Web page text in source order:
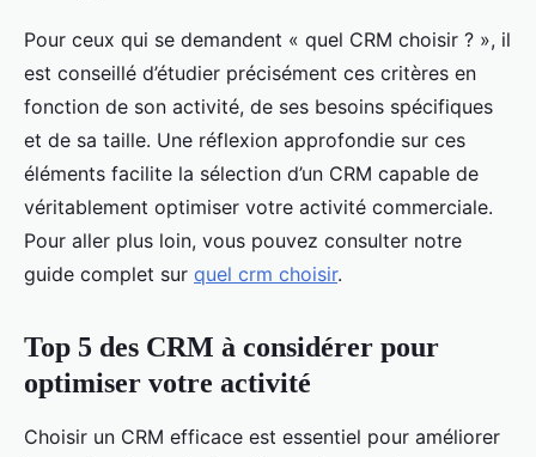
Pour ceux qui se demandent « quel CRM choisir ? », il
est conseillé d’étudier précisément ces critères en
fonction de son activité, de ses besoins spécifiques
et de sa taille. Une réflexion approfondie sur ces
éléments facilite la sélection d’un CRM capable de
véritablement optimiser votre activité commerciale.
Pour aller plus loin, vous pouvez consulter notre
guide complet sur quel crm choisir.
Top 5 des CRM à considérer pour
optimiser votre activité
Choisir un CRM efficace est essentiel pour améliorer